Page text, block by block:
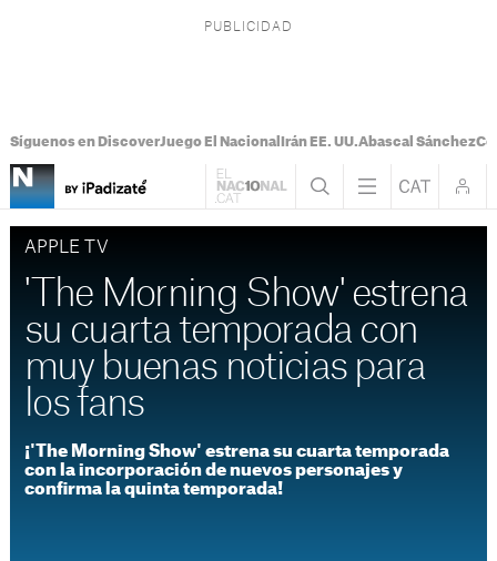
Síguenos en DiscoverJuego El Nacional Irán EE. UU.Abascal Sánchez
APPLE TV
'The Morning Show' estrena
su cuarta temporada con
muy buenas noticias para
los fans
¡'The Morning Show' estrena su cuarta temporada
con la incorporación de nuevos personajes y
confirma la quinta temporada!